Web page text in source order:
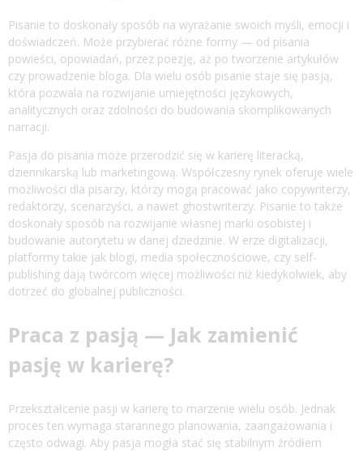
Pisanie to doskonały sposób na wyrażanie swoich myśli, emocji i
doświadczeń. Może przybierać różne formy — od pisania
powieści, opowiadań, przez poezję, aż po tworzenie artykułów
czy prowadzenie bloga. Dla wielu osób pisanie staje się pasją,
która pozwala na rozwijanie umiejętności językowych,
analitycznych oraz zdolności do budowania skomplikowanych
narracji.
Pasja do pisania może przerodzić się w karierę literacką,
dziennikarską lub marketingową. Współczesny rynek oferuje wiele
możliwości dla pisarzy, którzy mogą pracować jako copywriterzy,
redaktorzy, scenarzyści, a nawet ghostwriterzy. Pisanie to także
doskonały sposób na rozwijanie własnej marki osobistej i
budowanie autorytetu w danej dziedzinie. W erze digitalizacji,
platformy takie jak blogi, media społecznościowe, czy self-
publishing dają twórcom więcej możliwości niż kiedykolwiek, aby
dotrzeć do globalnej publiczności.
Praca z pasją — Jak zamienić
pasję w karierę?
Przekształcenie pasji w karierę to marzenie wielu osób. Jednak
proces ten wymaga starannego planowania, zaangażowania i
często odwagi. Aby pasja mogła stać się stabilnym źródłem